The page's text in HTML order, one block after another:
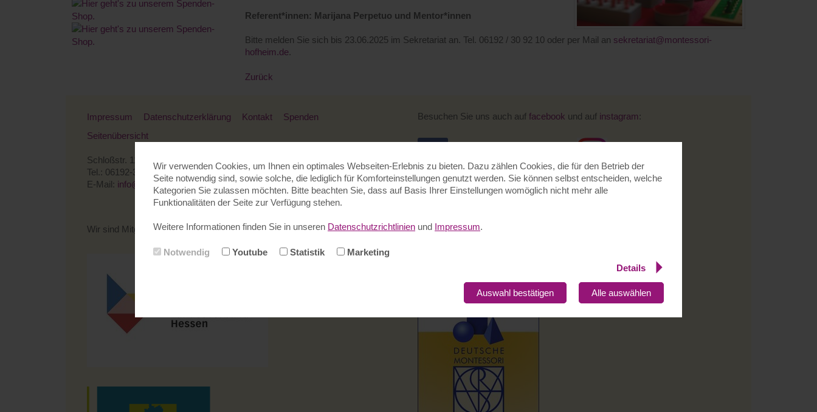
Wir verwenden Cookies, um Ihnen ein optimales Webseiten-Erlebnis zu bieten. Dazu zählen Cookies, die für den Betrieb der
Seite notwendig sind, sowie solche, die lediglich für Komforteinstellungen genutzt werden. Sie können selbst entscheiden, welche
Kategorien Sie zulassen möchten. Bitte beachten Sie, dass auf Basis Ihrer Einstellungen womöglich nicht mehr alle
Funktionalitäten der Seite zur Verfügung stehen.
Weitere Informationen finden Sie in unseren Datenschutzrichtlinien und Impressum.
Notwendig Youtube Statistik
Marketing
Details
Auswahl bestätigen Alle auswählen
Referent*innen: Marijana Perpetuo und Mentor*innen
Bitte melden Sie sich bis 23.06.2025 im Sekretariat an. Tel. 06192 / 30 92 10 oder per Mail an sekretariat@montessori-
hofheim.de.
Zurück
Impressum Datenschutzerklärung Kontakt
Spenden
Seitenübersicht
Schloßstr. 119 - 65719 Hofheim-Marxheim
Tel.: 06192-309210 - Fax: 06192-309212
E-Mail: info@montessori-hofheim.de
Wir sind Mitglied in folgenden Montessori-Verbänden:
Besuchen Sie uns auch auf facebook und auf instagram :